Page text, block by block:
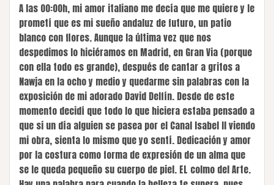
A las 00:00h, mi amor italiano me decía que me quiere y le
prometí que es mi sueño andaluz de futuro, un patio
blanco con flores. Aunque la última vez que nos
despedimos lo hiciéramos en Madrid, en Gran Via (porque
con ella todo es grande), después de cantar a gritos a
Nawja en la ocho y medio y quedarme sin palabras con la
exposición de mi adorado David Delfín. Desde de este
momento decidí que todo lo que hiciera estaba pensado a
que si un día alguien se pasea por el Canal Isabel II viendo
mi obra, sienta lo mismo que yo sentí. Dedicación y amor
por la costura como forma de expresión de un alma que
se le queda pequeño su cuerpo de piel. EL colmo del Arte.